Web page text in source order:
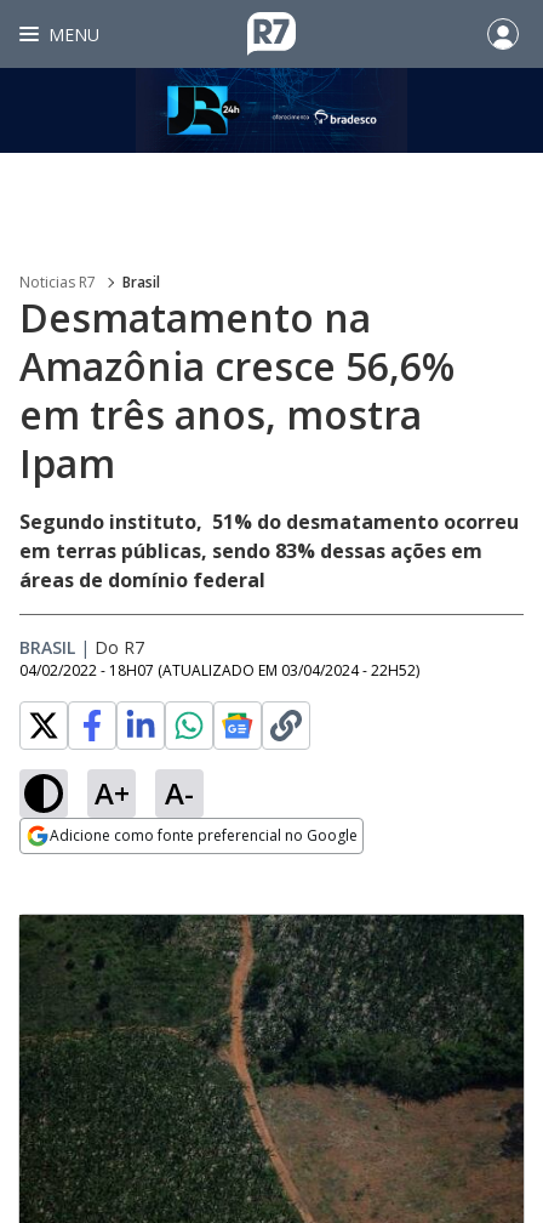
MENU
Noticias R7 Brasil
Desmatamento na
Amazônia cresce 56,6%
em três anos, mostra
Ipam
Segundo instituto, 51% do desmatamento ocorreu
em terras públicas, sendo 83% dessas ações em
áreas de domínio federal
BRASIL | Do R7
04/02/2022 - 18H07 (ATUALIZADO EM 03/04/2024 - 22H52)
A+ A-
Adicione como fonte preferencial no Google